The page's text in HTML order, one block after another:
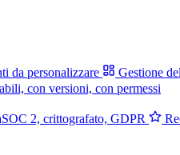
da personalizzare Gestione
con versioni, con permessi
SOC 2, crittografato, GDPR